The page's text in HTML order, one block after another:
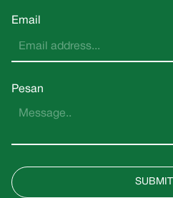
Email
Pesan
SUBMIT